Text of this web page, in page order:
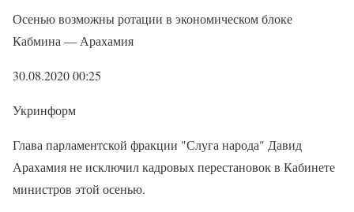
Осенью возможны ротации в экономическом блоке
Кабмина — Арахамия
30.08.2020 00:25
Укринформ
Глава парламентской фракции "Слуга народа" Давид
Арахамия не исключил кадровых перестановок в Кабинете
министров этой осенью.